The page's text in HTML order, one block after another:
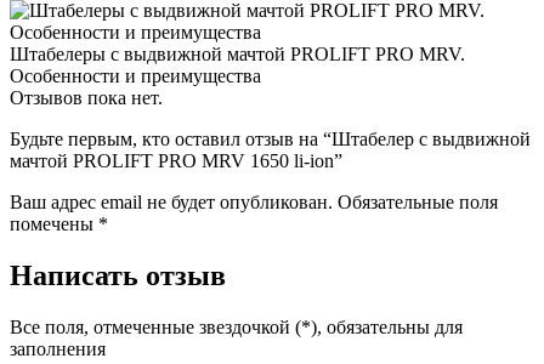
Штабелеры с выдвижной мачтой PROLIFT PRO MRV.
Особенности и преимущества
Отзывов пока нет.
Будьте первым, кто оставил отзыв на “Штабелер с выдвижной
мачтой PROLIFT PRO MRV 1650 li-ion”
Ваш адрес email не будет опубликован. Обязательные поля
помечены *
Написать отзыв
Все поля, отмеченные звездочкой (*), обязательны для
заполнения